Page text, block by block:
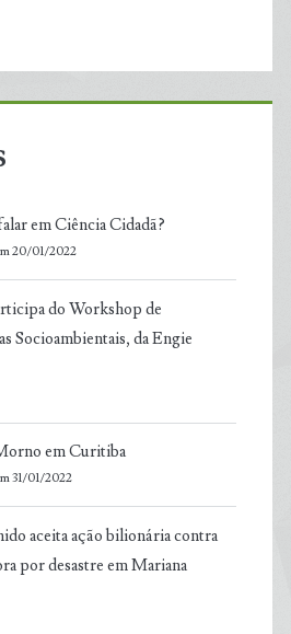
em Ciência Cidadã?
20/01/2022
do Workshop de
Socioambientais, da Engie
em Curitiba
31/01/2022
aceita ação bilionária contra
por desastre em Mariana